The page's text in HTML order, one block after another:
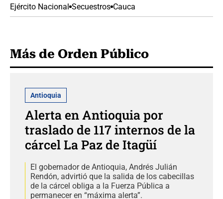
Ejército Nacional Secuestros Cauca
Más de Orden Público
Antioquia
Alerta en Antioquia por
traslado de 117 internos de la
cárcel La Paz de Itagüí
El gobernador de Antioquia, Andrés Julián
Rendón, advirtió que la salida de los cabecillas
de la cárcel obliga a la Fuerza Pública a
permanecer en “máxima alerta”.